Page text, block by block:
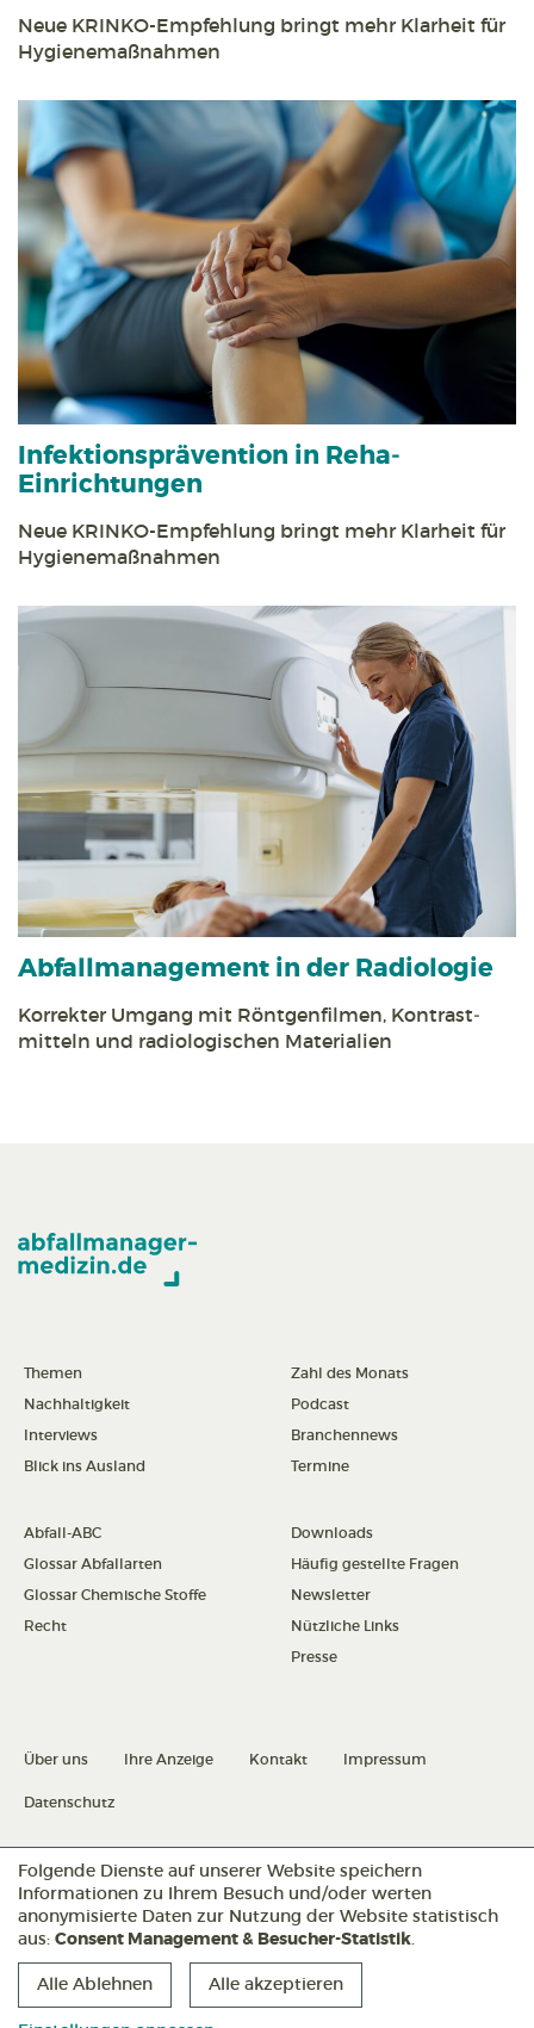
Neue KRINKO-Empfehlung bringt mehr Klarheit für
Hygienemaßnahmen
Infektions­prävention in Reha­
Einrichtungen
Neue KRINKO-Empfehlung bringt mehr Klarheit für
Hygiene­maßnahmen
Abfall­management in der Radiologie
Korrekter Umgang mit Röntgen­filmen, Kontrast­
mitteln und radiologischen Materialien
Themen
Nachhaltigkeit
Interviews
Blick ins Ausland
Zahl des Monats
Podcast
Branchennews
Termine
Abfall-ABC
Glossar Abfallarten
Glossar Chemische Stoffe
Recht
Downloads
Häufig gestellte Fragen
Newsletter
Nützliche Links
Presse
Über uns Ihre Anzeige Kontakt Impressum
Datenschutz
Datenschutz konfigurieren
Folgen Sie uns:
Folgende Dienste auf unserer Website speichern
Informationen zu Ihrem Besuch und/oder werten
anonymisierte Daten zur Nutzung der Website statistisch
aus: Consent Management & Besucher-Statistik.
Alle Ablehnen Alle akzeptieren